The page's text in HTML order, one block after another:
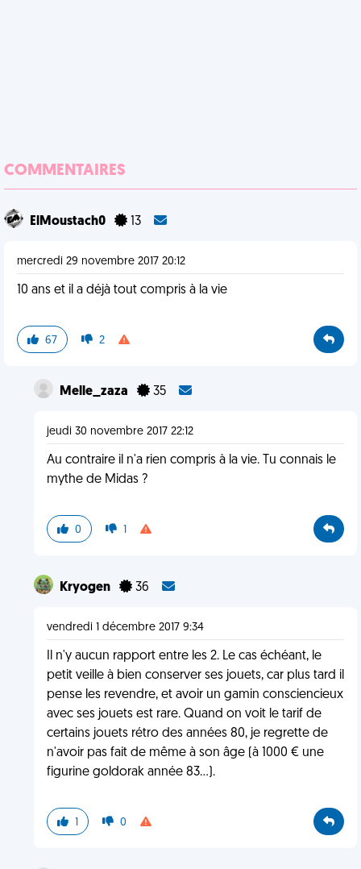
COMMENTAIRES
ElMoustach0 13
mercredi 29 novembre 2017 20:12
10 ans et il a déjà tout compris à la vie
67 2
Melle_zaza 35
jeudi 30 novembre 2017 22:12
Au contraire il n'a rien compris à la vie. Tu connais le
mythe de Midas ?
0 1
Kryogen 36
vendredi 1 décembre 2017 9:34
Il n'y aucun rapport entre les 2. Le cas échéant, le
petit veille à bien conserver ses jouets, car plus tard il
pense les revendre, et avoir un gamin consciencieux
avec ses jouets est rare. Quand on voit le tarif de
certains jouets rétro des années 80, je regrette de
n'avoir pas fait de même à son âge (à 1000 € une
figurine goldorak année 83...).
1 0